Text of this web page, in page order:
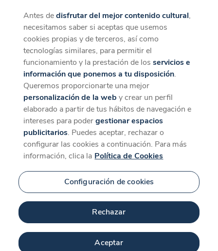
CaixaForum+
La mejor experiencia desde la App
Descargar
Antes dedisfrutar del mejor contenido cultural,
necesitamos saber si aceptas que usemos
cookies propias y de terceros, así como
tecnologías similares, para permitir el
funcionamiento y la prestación de losservicios e
información que ponemos a tu disposición.
Queremos proporcionarte una mejor
personalización de la web y crear un perfil
elaborado a partir de tus hábitos de navegación e
intereses para podergestionar espacios
publicitarios. Puedes aceptar, rechazar o
configurar las cookies a continuación. Para más
información, clica la Política de Cookies
Configuración de cookies
Rechazar
Aceptar